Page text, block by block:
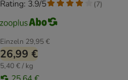
Einzeln 29,95 €
26,99 €
5,40 € / kg
Rating: 3.9/5 (7)